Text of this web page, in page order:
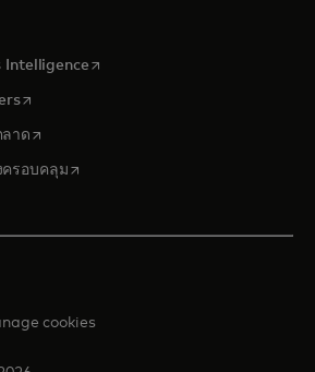
a new tab
Intelligenceopens in a new tab
opens in a new tab
าด opens in a new tab
ครอบคลุมopens in a new tab
cookies